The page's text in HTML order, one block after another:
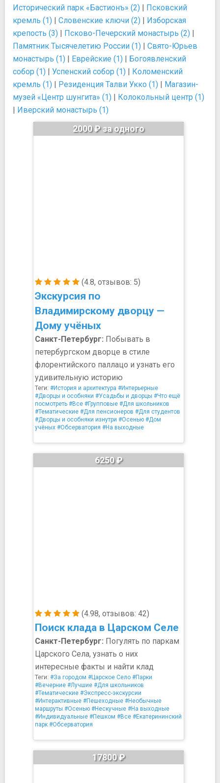
Исторический парк «Бастионъ» (2) | Псковский
кремль (1) | Словенские ключи (2) | Изборская
крепость (3) | Псково-Печерский монастырь (2) |
Памятник Тысячелетию России (1) | Свято-Юрьев
монастырь (1) | Еврейские (1) | Богоявленский
собор (1) | Успенский собор (1) | Коломенский
кремль (1) | Резиденция Талви Укко (1) | Магазин-
музей «Центр шунгита» (1) | Колокольный центр (1)
| Иверский монастырь (1)
(4.8, отзывов: 5)
Экскурсия по
Владимирскому дворцу —
Дому учёных
2000 ₽ за одного
Санкт-Петербург: Побывать в
петербургском дворце в стиле
флорентийского паллацо и узнать его
удивительную историю
Теги: #История и архитектура #Интерьерные
#Дворцы и особняки #Усадьбы и дворцы #Что ещё
посмотреть #Все #Групповые #Для школьников
#Тематические #Для пенсионеров #Для студентов
#Дворцы и особняки изнутри #Осенью #Дом
учёных #Обсерватория #На выходные
(4.98, отзывов: 42)
Поиск клада в Царском Селе
6250 ₽
Санкт-Петербург: Погулять по паркам
Царского Села, узнать о них
интересные факты и найти клад
Теги: #За городом #Царское Село #Парки
#Вечерние #Лучшие #Для школьников
#Тематические #Экспресс-экскурсии
#Интерактивные #Пешеходные #Необычные
маршруты #Осенью #Нескучные #На выходные
#Индивидуальные #Пешком #Все #Екатерининский
парк #Обсерватория
17800 ₽